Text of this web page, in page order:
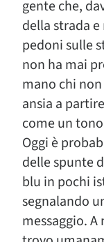
gente che,
della strada
pedoni sulle
non ha mai
mano chi
ansia a
come un
Oggi è
delle spunte
blu in pochi
segnalando
messaggio.